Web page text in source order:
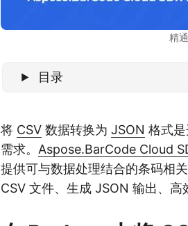
精
目录
将 CSV 数据转换为 JSON 格式
需求。 Aspose.BarCode Cloud
提供可与数据处理结合的条码相
CSV 文件、生成 JSON 输出、高